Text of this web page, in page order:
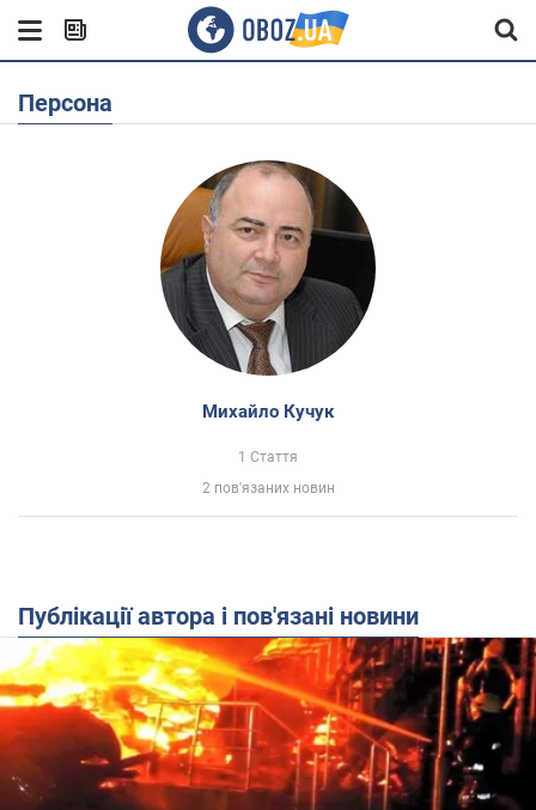
Персона
Михайло Кучук
1 Стаття
2 пов'язаних новин
Публікації автора і пов'язані новини